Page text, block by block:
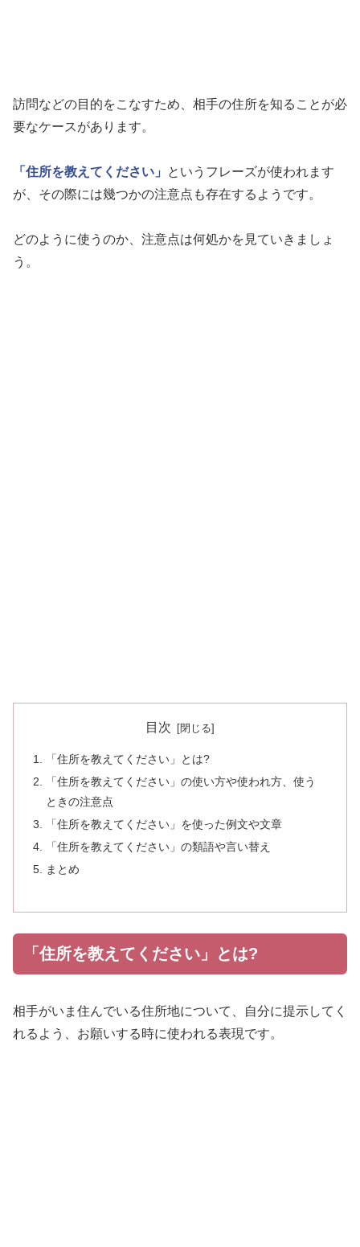
訪問などの目的をこなすため、相手の住所を知ることが必
要なケースがあります。
「住所を教えてください」
というフレーズが使われます
が、その際には幾つかの注意点も存在するようです。
どのように使うのか、注意点は何処かを見ていきましょ
う。
目次
「住所を教えてください」とは?
「住所を教えてください」の使い方や使われ方、使う
ときの注意点
「住所を教えてください」を使った例文や文章
「住所を教えてください」の類語や言い替え
まとめ
「住所を教えてください」とは?
相手がいま住んでいる住所地について、自分に提示してく
れるよう、お願いする時に使われる表現です。